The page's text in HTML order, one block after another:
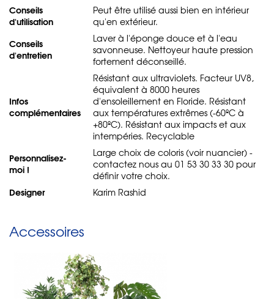
Conseils
d'utilisation
Peut être utilisé aussi bien en intérieur
qu'en extérieur.
Conseils
d'entretien
Laver à l'éponge douce et à l'eau
savonneuse. Nettoyeur haute pression
fortement déconseillé.
Infos
complémentaires
Résistant aux ultraviolets. Facteur UV8,
équivalent à 8000 heures
d'ensoleillement en Floride. Résistant
aux températures extrêmes (-60ºC à
+80ºC). Résistant aux impacts et aux
intempéries. Recyclable
Personnalisez-
moi !
Large choix de coloris (voir nuancier) -
contactez nous au 01 53 30 33 30 pour
définir votre choix.
Designer Karim Rashid
Accessoires